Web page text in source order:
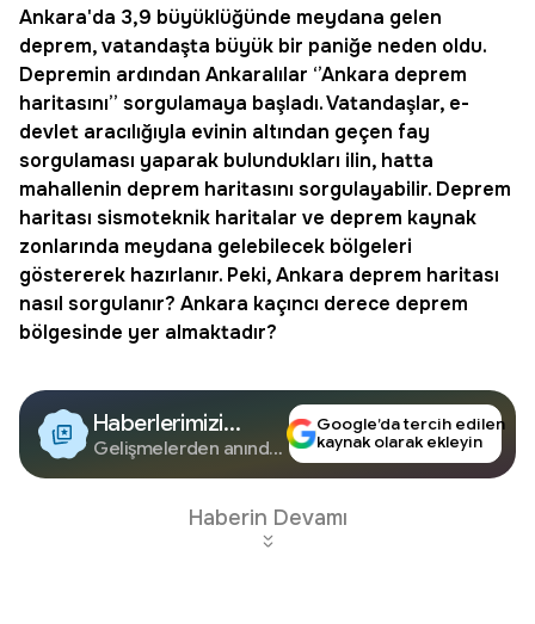
Ankara'da 3,9 büyüklüğünde meydana gelen
deprem, vatandaşta büyük bir paniğe neden oldu.
Depremin ardından Ankaralılar ‘’Ankara deprem
haritasını’’ sorgulamaya başladı. Vatandaşlar, e-
devlet aracılığıyla evinin altından geçen fay
sorgulaması yaparak bulundukları ilin, hatta
mahallenin deprem haritasını sorgulayabilir. Deprem
haritası sismoteknik haritalar ve deprem kaynak
zonlarında meydana gelebilecek bölgeleri
göstererek hazırlanır. Peki,Ankara deprem haritası
nasıl sorgulanır? Ankara kaçıncı derece deprem
bölgesinde yer almaktadır?
Haberlerimizi
Google'da Takip
Edin
Gelişmelerden anında
Google’da tercih edilen
kaynak olarak ekleyin
Haberin Devamı